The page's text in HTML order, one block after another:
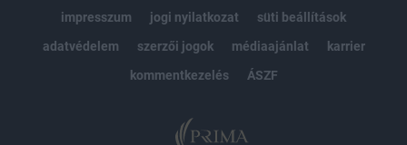
impresszum
jogi nyilatkozat
süti beállítások
adatvédelem
szerzői jogok médiaajánlat
karrier
kommentkezelés
ÁSZF